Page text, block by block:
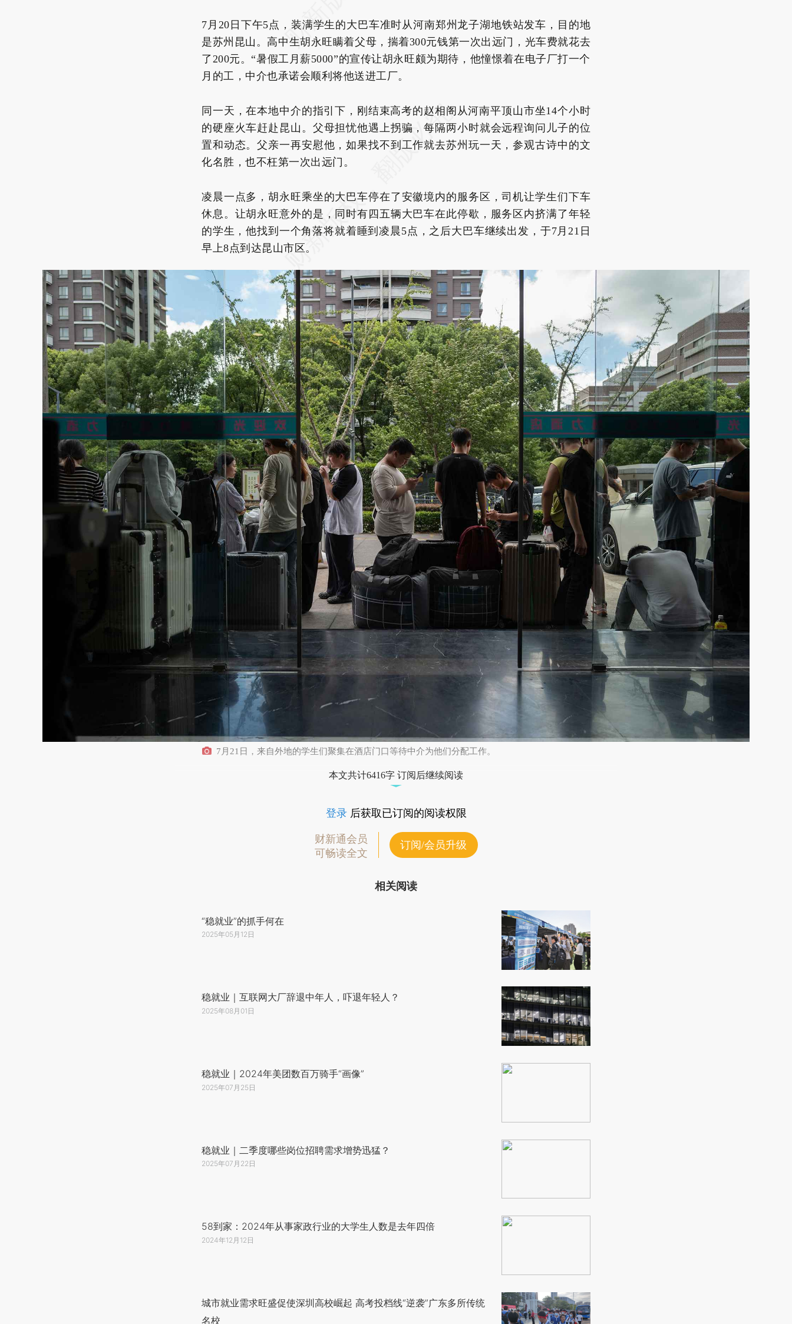
7月20日下午5点，装满学生的大巴车准时从河南郑州龙子湖地铁站发车，目的地
是苏州昆山。高中生胡永旺瞒着父母，揣着300元钱第一次出远门，光车费就花去
了200元。“暑假工月薪5000”的宣传让胡永旺颇为期待，他憧憬着在电子厂打一个
月的工，中介也承诺会顺利将他送进工厂。
同一天，在本地中介的指引下，刚结束高考的赵相阁从河南平顶山市坐14个小时
的硬座火车赶赴昆山。父母担忧他遇上拐骗，每隔两小时就会远程询问儿子的位
置和动态。父亲一再安慰他，如果找不到工作就去苏州玩一天，参观古诗中的文
化名胜，也不枉第一次出远门。
凌晨一点多，胡永旺乘坐的大巴车停在了安徽境内的服务区，司机让学生们下车
休息。让胡永旺意外的是，同时有四五辆大巴车在此停歇，服务区内挤满了年轻
的学生，他找到一个角落将就着睡到凌晨5点，之后大巴车继续出发，于7月21日
早上8点到达昆山市区。
7月21日，来自外地的学生们聚集在酒店门口等待中介为他们分配工作。
本文共计6416字 订阅后继续阅读
登录后获取已订阅的阅读权限
财新通会员
可畅读全文
订阅/会员升级
相关阅读
“稳就业”的抓手何在
2025年05月12日
稳就业｜互联网大厂辞退中年人，吓退年轻人？
2025年08月01日
稳就业｜2024年美团数百万骑手“画像”
2025年07月25日
稳就业｜二季度哪些岗位招聘需求增势迅猛？
2025年07月22日
58到家：2024年从事家政行业的大学生人数是去年四倍
2024年12月12日
城市就业需求旺盛促使深圳高校崛起 高考投档线“逆袭”广东多所传统
名校